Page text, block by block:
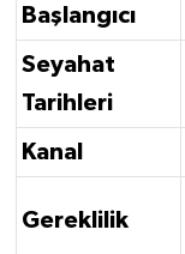
Başlangıcı
Seyahat
Tarihleri
Kanal
Gereklilik